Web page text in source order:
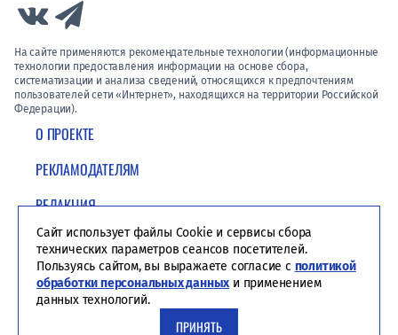
О ПРОЕКТЕ
РЕКЛАМОДАТЕЛЯМ
РЕДАКЦИЯ
ПОЛИТИКА КОНФИДЕНЦИАЛЬНОСТИ
Link to Vk
На сайте применяются рекомендательные технологии (информационные
технологии предоставления информации на основе сбора,
систематизации и анализа сведений, относящихся к предпочтениям
пользователей сети «Интернет», находящихся на территории Российской
Федерации).
Сайт использует файлы Cookie и сервисы сбора
технических параметров сеансов посетителей.
Пользуясь сайтом, вы выражаете согласие с политикой
обработки персональных данных и применением
данных технологий.
ПРИНЯТЬ